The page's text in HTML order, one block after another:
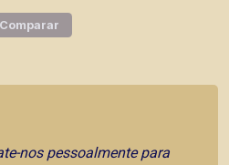
Comparar
nos pessoalmente para